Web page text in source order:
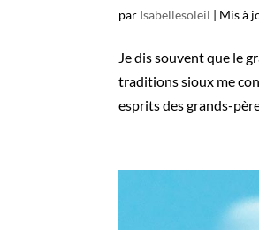
par Isabellesoleil | Mis à
Je dis souvent que le
traditions sioux me
esprits des grands-